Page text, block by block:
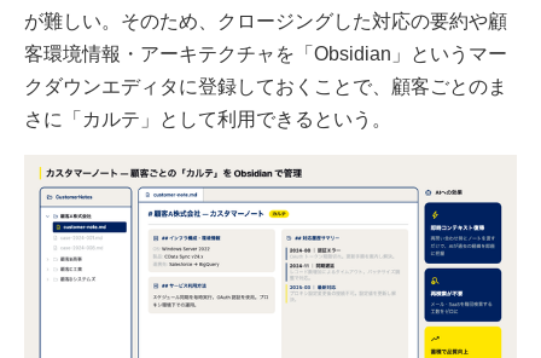
が難しい。そのため、クロージングした対応の要約や顧
客環境情報・アーキテクチャを「Obsidian」というマー
クダウンエディタに登録しておくことで、顧客ごとのま
さに「カルテ」として利用できるという。